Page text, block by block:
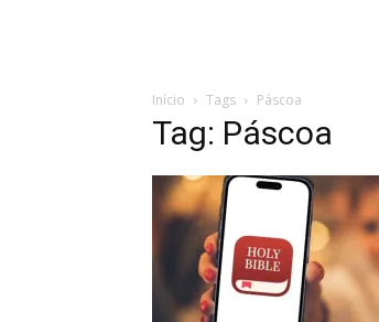
Início Tags Páscoa
Tag: Páscoa